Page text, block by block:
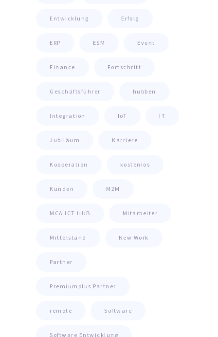
Entwicklung Erfolg
ERP ESM Event
Finance Fortschritt
Geschäftsführer hubben
Integration IoT IT
Jubiläum Karriere
Kooperation kostenlos
Kunden M2M
MCA ICT HUB Mitarbeiter
Mittelstand New Work
Partner
Premiumplus Partner
remote Software
Software Entwicklung